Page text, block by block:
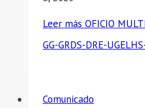
Leer más OFICIO
GG-GRDS-DRE-
Comunicado